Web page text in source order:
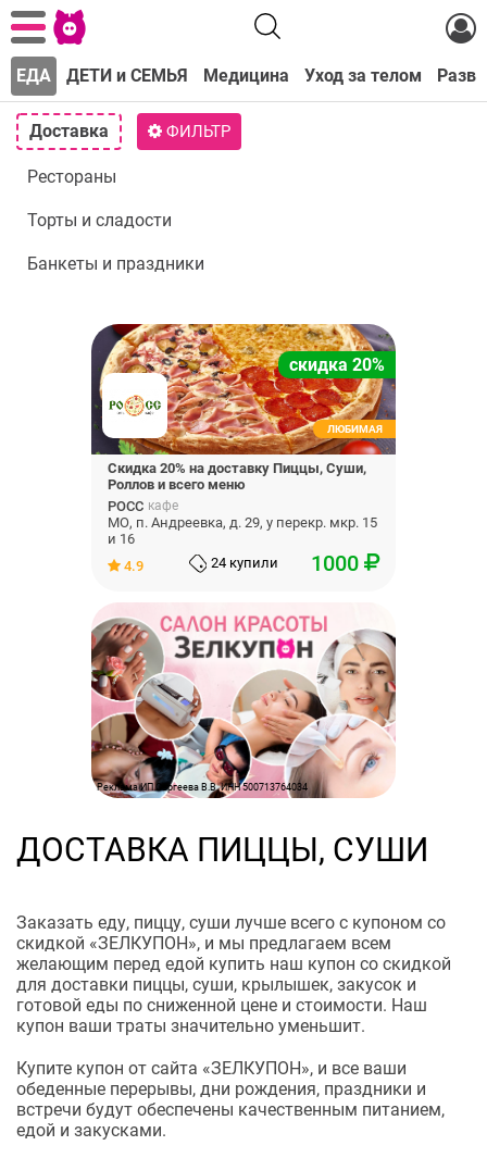
ЕДА ДЕТИ и СЕМЬЯ Медицина Уход за телом
Доставка ФИЛЬТР
Рестораны
Торты и сладости
Банкеты и праздники
скидка 20%
ЛЮБИМАЯ
Скидка 20% на доставку Пиццы, Суши,
Роллов и всего меню
РОСС кафе
МО, п. Андреевка, д. 29, у перекр. мкр. 15
и 16
4.9
24 купили 1000
Реклама ИП Сергеева В.В. ИНН 500713764034
ДОСТАВКА ПИЦЦЫ, СУШИ
Заказать еду, пиццу, суши лучше всего с купоном со
скидкой «ЗЕЛКУПОН», и мы предлагаем всем
желающим перед едой купить наш купон со скидкой
для доставки пиццы, суши, крылышек, закусок и
готовой еды по сниженной цене и стоимости. Наш
купон ваши траты значительно уменьшит.
Купите купон от сайта «ЗЕЛКУПОН», и все ваши
обеденные перерывы, дни рождения, праздники и
встречи будут обеспечены качественным питанием,
едой и закусками.